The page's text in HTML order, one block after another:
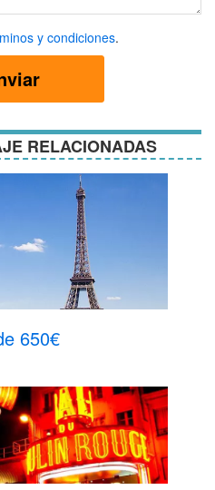
y condiciones.
RELACIONADAS
650€